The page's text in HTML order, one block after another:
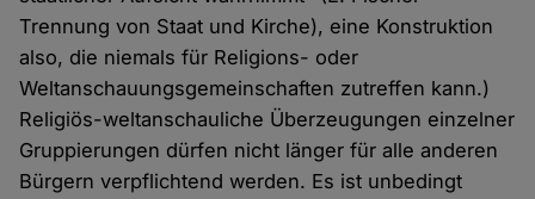
Trennung von Staat und Kirche), eine Konstruktion
also, die niemals für Religions- oder
Weltanschauungsgemeinschaften zutreffen kann.)
Religiös-weltanschauliche Überzeugungen einzelner
Gruppierungen dürfen nicht länger für alle anderen
Bürgern verpflichtend werden. Es ist unbedingt